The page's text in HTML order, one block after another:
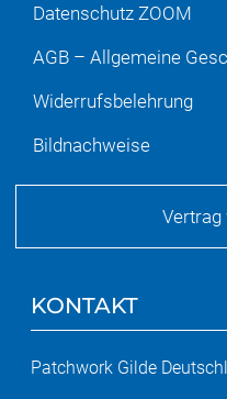
Datenschutz ZOOM
AGB – Allgemeine
Widerrufsbelehrung
Bildnachweise
Vertrag
KONTAKT
Patchwork Gilde